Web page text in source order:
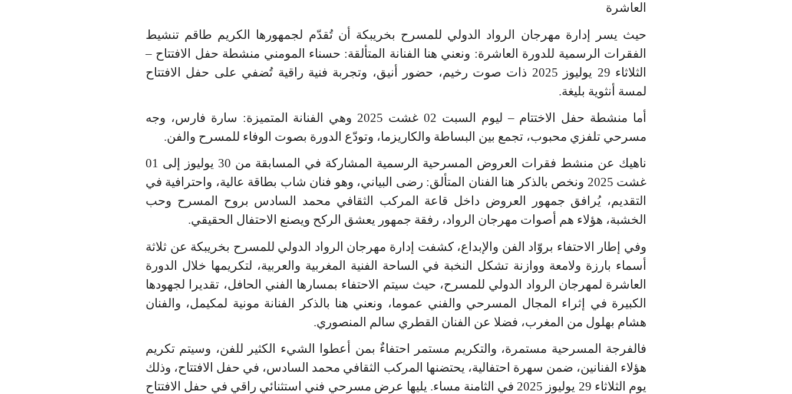
العاشرة
حيث يسر إدارة مهرجان الرواد الدولي للمسرح بخريبكة أن تُقدّم لجمهورها الكريم طاقم تنشيط
الفقرات الرسمية للدورة العاشرة: ونعني هنا الفنانة المتألقة: حسناء المومني منشطة حفل الافتتاح –
الثلاثاء 29 يوليوز 2025 ذات صوت رخيم، حضور أنيق، وتجربة فنية راقية تُضفي على حفل الافتتاح
لمسة أنثوية بليغة.
أما منشطة حفل الاختتام – ليوم السبت 02 غشت 2025 وهي
الفنانة المتميزة: سارة فارس، وجه
مسرحي تلفزي محبوب، تجمع بين البساطة والكاريزما، وتودّع الدورة بصوت الوفاء للمسرح والفن.
ناهيك عن منشط فقرات العروض المسرحية الرسمية المشاركة في المسابقة من 30 يوليوز إلى 01
غشت 2025 ونخص بالذكر هنا
الفنان المتألق: رضى البياني، وهو فنان شاب بطاقة عالية، واحترافية في
التقديم، يُرافق جمهور العروض داخل قاعة المركب الثقافي محمد السادس بروح المسرح وحب
الخشبة، هؤلاء هم أصوات مهرجان الرواد، رفقة جمهور يعشق الركح ويصنع الاحتفال الحقيقي.
وفي إطار الاحتفاء بروّاد الفن والإبداع، كشفت إدارة مهرجان الرواد الدولي للمسرح بخريبكة عن ثلاثة
أسماء بارزة ولامعة ووازنة تشكل النخبة في الساحة الفنية المغربية والعربية، لتكريمها خلال الدورة
العاشرة لمهرجان الرواد الدولي للمسرح، حيث سيتم
الاحتفاء بمسارها الفني الحافل، تقديرا لجهودها
الكبيرة في إثراء المجال المسرحي والفني عموما، ونعني هنا بالذكر الفنانة مونية لمكيمل، والفنان
هشام بهلول من المغرب، فضلا عن الفنان القطري سالم المنصوري.
فالفرجة المسرحية مستمرة، والتكريم مستمر احتفاءٌ بمن أعطوا الشيء الكثير للفن، وسيتم تكريم
هؤلاء الفنانين، ضمن سهرة احتفالية، يحتضنها المركب الثقافي محمد السادس، في حفل الافتتاح، وذلك
يوم الثلاثاء 29 يوليوز 2025 في الثامنة مساء
. يليها عرض مسرحي فني استثنائي راقي في حفل الافتتاح